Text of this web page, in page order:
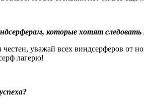
которые хотят
честен, уважай всех виндсерферов
лагерю!